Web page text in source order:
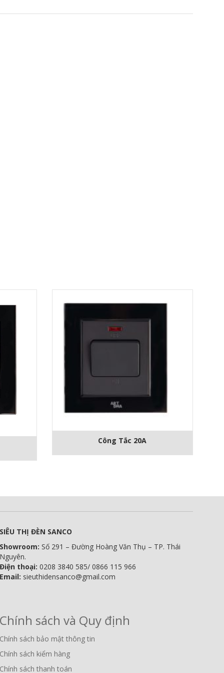
Công Tắc 20A
SIÊU THỊ ĐÈN SANCO
Showroom:Số 291 – Đường Hoàng Văn Thụ – TP. Thái
Nguyên.
Điện thoại: 0208 3840 585/ 0866 115 966
Email: sieuthidensanco@gmail.com
Chính sách và Quy định
Chính sách bảo mật thông tin
Chính sách kiểm hàng
Chính sách thanh toán